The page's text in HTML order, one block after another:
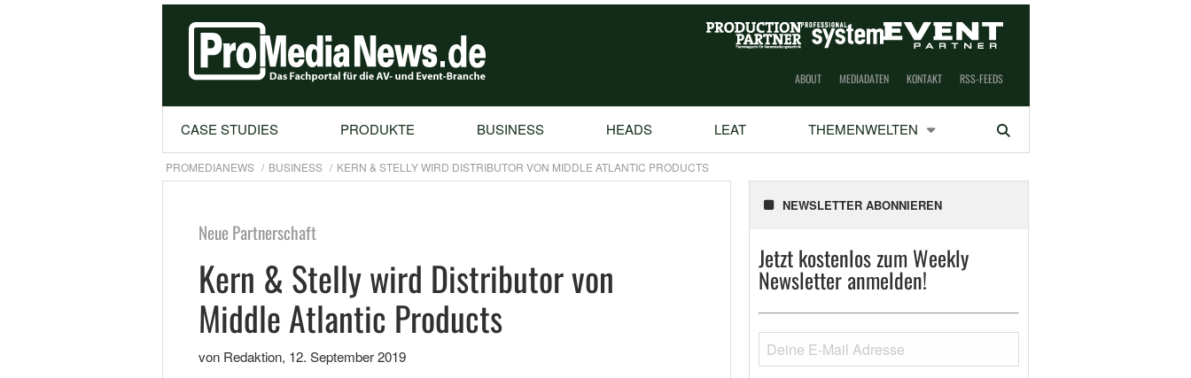
ABOUT MEDIADATEN KONTAKT RSS-FEEDS
CASE STUDIES PRODUKTE BUSINESS HEADS LEAT THEMENWELTEN Suchen
PROMEDIANEWS BUSINESS KERN & STELLY WIRD DISTRIBUTOR VON MIDDLE ATLANTIC PRODUCTS
Neue Partnerschaft
Kern & Stelly wird Distributor von
Middle Atlantic Products
von Redaktion, 12. September 2019
NEWSLETTER ABONNIEREN
Jetzt kostenlos zum Weekly
Newsletter anmelden!